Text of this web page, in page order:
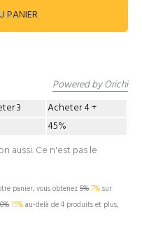
PANIER
Powered by Orichi
3 Acheter 4
45%
aussi. Ce n'est pas le
panier, vous obtenez5%7%sur
15%au-delà de 4 produits et plus,